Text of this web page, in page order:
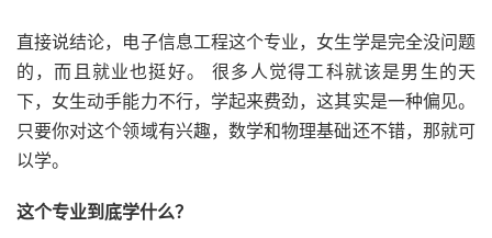
直接说结论，电子信息工程这个专业，女生学是完全没问题
的，而且就业也挺好。 很多人觉得工科就该是男生的天
下，女生动手能力不行，学起来费劲，这其实是一种偏见。
只要你对这个领域有兴趣，数学和物理基础还不错，那就可
以学。
这个专业到底学什么？